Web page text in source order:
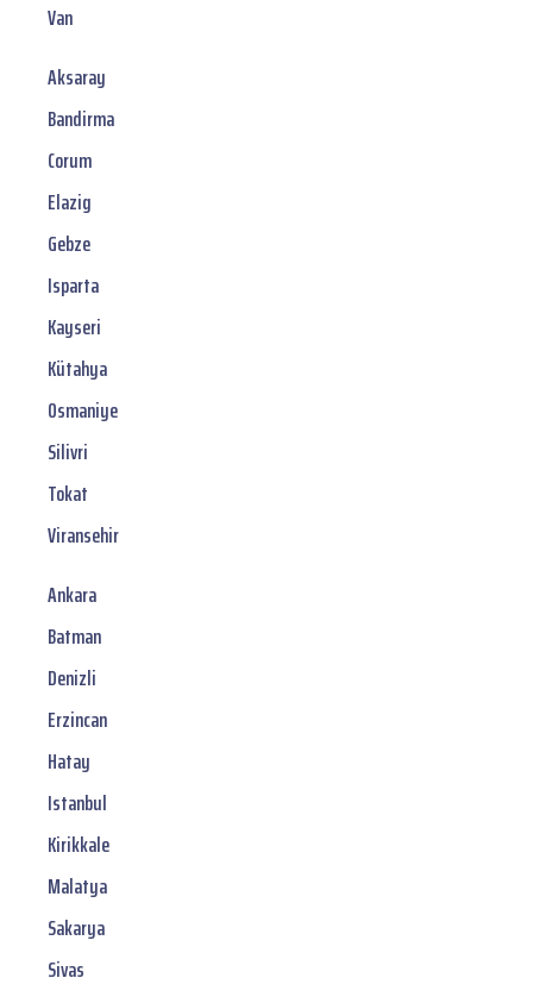
Van
Aksaray
Bandirma
Corum
Elazig
Gebze
Isparta
Kayseri
Kütahya
Osmaniye
Silivri
Tokat
Viransehir
Ankara
Batman
Denizli
Erzincan
Hatay
Istanbul
Kirikkale
Malatya
Sakarya
Sivas